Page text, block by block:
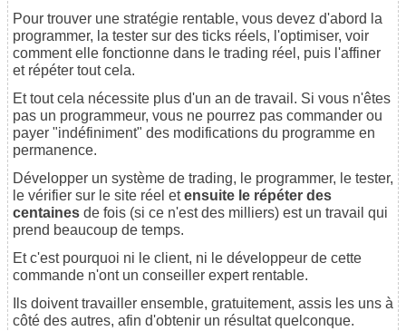
Pour trouver une stratégie rentable, vous devez d'abord la
programmer, la tester sur des ticks réels, l'optimiser, voir
comment elle fonctionne dans le trading réel, puis l'affiner
et répéter tout cela.
Et tout cela nécessite plus d'un an de travail. Si vous n'êtes
pas un programmeur, vous ne pourrez pas commander ou
payer "indéfiniment" des modifications du programme en
permanence.
Développer un système de trading, le programmer, le tester,
le vérifier sur le site réel etensuite le répéter des
centaines de fois (si ce n'est des milliers) est un travail qui
prend beaucoup de temps.
Et c'est pourquoi ni le client, ni le développeur de cette
commande n'ont un conseiller expert rentable.
Ils doivent travailler ensemble, gratuitement, assis les uns à
côté des autres, afin d'obtenir un résultat quelconque.